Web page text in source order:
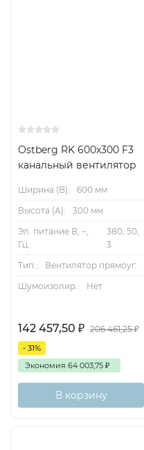
Ostberg RK 600x300 F3
канальный вентилятор
Ширина (B):
600 мм
Высота (А):
300 мм
Эл. питание В, ~,
Гц.:
380, 50,
3
Тип.:
Вентилятор прямоуг.
Шумоизолир.:
Нет
142 457,50 ₽ 206 461,25₽
- 31%
Экономия 64 003,75 ₽
В корзину